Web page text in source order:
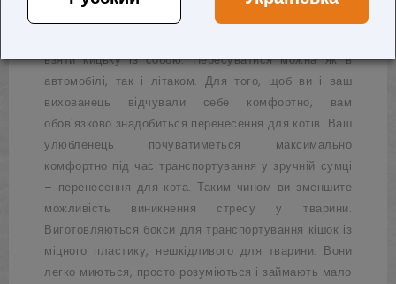
дачі. У власників кішок виникає питання, як вчинити з
взяти кицьку із собою. Пересуватися можна як в
автомобілі, так і літаком. Для того, щоб ви і ваш
вихованець відчували себе комфортно, вам
обов'язково знадобиться перенесення для котів. Ваш
улюбленець почуватиметься максимально
комфортно під час транспортування у зручній сумці
– перенесення для кота. Таким чином ви зменшите
можливість виникнення стресу у тварини.
Виготовляються бокси для транспортування кішок із
міцного пластику, нешкідливого для тварини. Вони
легко миються, просто розуміються і займають мало